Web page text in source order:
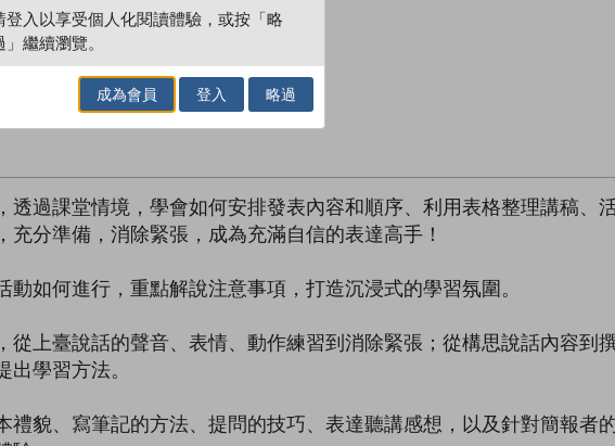
加入／閱讀電子書
過課堂情境，學會如何安排發表內容和順序、利用表格整理講稿、
分準備，消除緊張，成為充滿自信的表達高手！
何進行，重點解說注意事項，打造沉浸式的學習氛圍。
臺說話的聲音、表情、動作練習到消除緊張；從構思說話內容到
學習方法。
、寫筆記的方法、提問的技巧、表達聽講感想，以及針對簡報者
登入以享受個人化閱讀體驗，或按「略
」繼續瀏覽。
成為會員 登入 略過